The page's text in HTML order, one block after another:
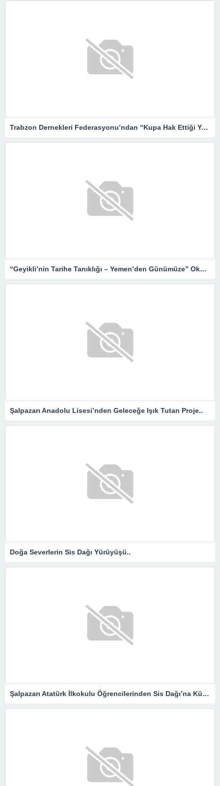
Trabzon Dernekleri Federasyonu’ndan “Kupa Hak Ettiği Yere Verilsin”
“Geyikli’nin Tarihe Tanıklığı – Yemen’den Günümüze” Okurlarıyla Buluşuyor…
Şalpazarı Anadolu Lisesi’nden Geleceğe Işık Tutan Proje..
Doğa Severlerin Sis Dağı Yürüyüşü..
Şalpazarı Atatürk İlkokulu Öğrencilerinden Sis Dağı’na Kültür Gezisi